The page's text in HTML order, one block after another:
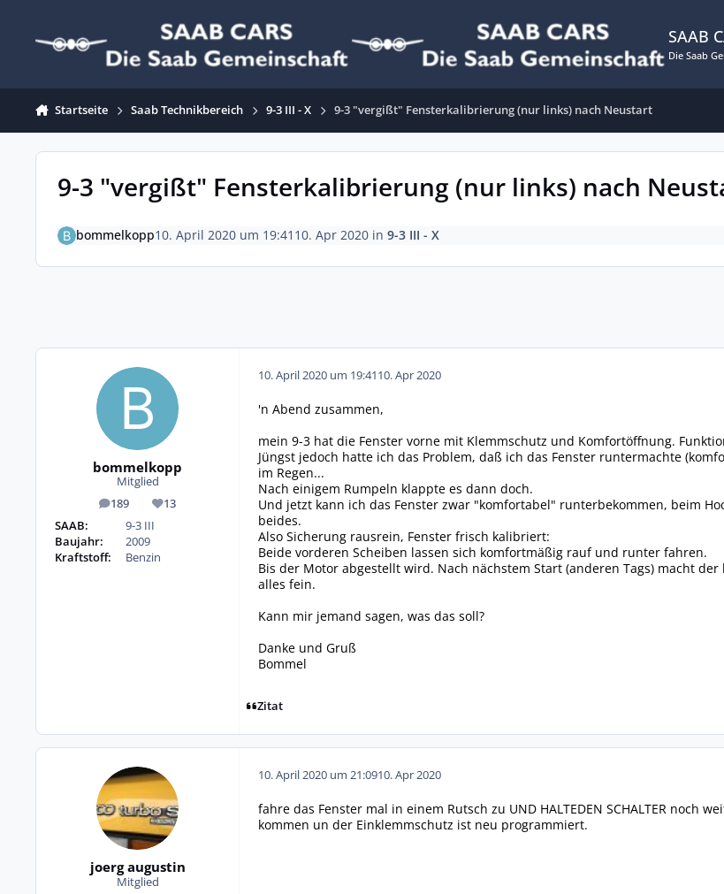
SAAB
Die Saab
Startseite Saab Technikbereich 9-3 III - X 9-3 "vergißt" Fensterkalibrierung (nur links) nach Neustart
9-3 "vergißt" Fensterkalibrierung (nur links) nach
bommelkopp10. April 2020 um 19:41 10. Apr 2020in 9-3 III - X
bommelkopp
Mitglied
189
Beiträge 13
Reputation
SAAB:
9-3 III
Baujahr:
2009
Kraftstoff:
Benzin
10. April 2020 um 19:4110. Apr 2020
'n Abend zusammen,
mein 9-3 hat die Fenster vorne mit Klemmschutz und Komfortöffnung.
Jüngst jedoch hatte ich das Problem, daß ich das Fenster runtermachte
im Regen...
Nach einigem Rumpeln klappte es dann doch.
Und jetzt kann ich das Fenster zwar "komfortabel" runterbekommen, beim
beides.
Also Sicherung rausrein, Fenster frisch kalibriert:
Beide vorderen Scheiben lassen sich komfortmäßig rauf und runter fahren.
Bis der Motor abgestellt wird. Nach nächstem Start (anderen Tags) macht
alles fein.
Kann mir jemand sagen, was das soll?
Danke und Gruß
Bommel
Zitat
joerg augustin
Mitglied
10. April 2020 um 21:0910. Apr 2020
fahre das Fenster mal in einem Rutsch zu UND HALTEDEN SCHALTER noch
kommen un der Einklemmschutz ist neu programmiert.